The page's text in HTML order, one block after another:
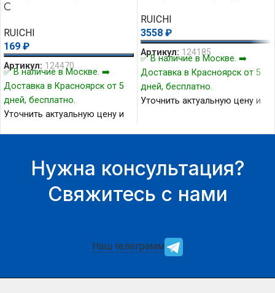
C
RUICHI
169 ₽
Артикул: 124470
✅ В наличие в Москве. ➡️
Доставка в Красноярск от 5
дней, бесплатно.
Уточнить актуальную цену и
RUICHI
3558 ₽
Артикул: 124185
✅ В наличие в Москве. ➡️
Доставка в Красноярск от 5
дней, бесплатно.
Уточнить актуальную цену и
Нужна консультация?
Свяжитесь с нами
Наш телеграмм